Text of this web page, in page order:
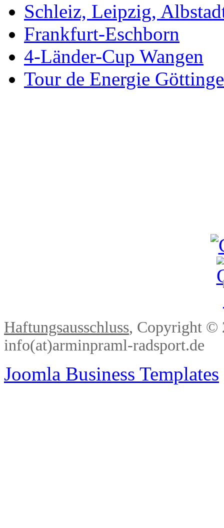
Schleiz, Leipzig,
Frankfurt-Eschborn
4-Länder-Cup Wangen
Tour de Energie
Haftungsausschluss, Copyright ©
info(at)arminpraml-radsport.de
Joomla Business Templates